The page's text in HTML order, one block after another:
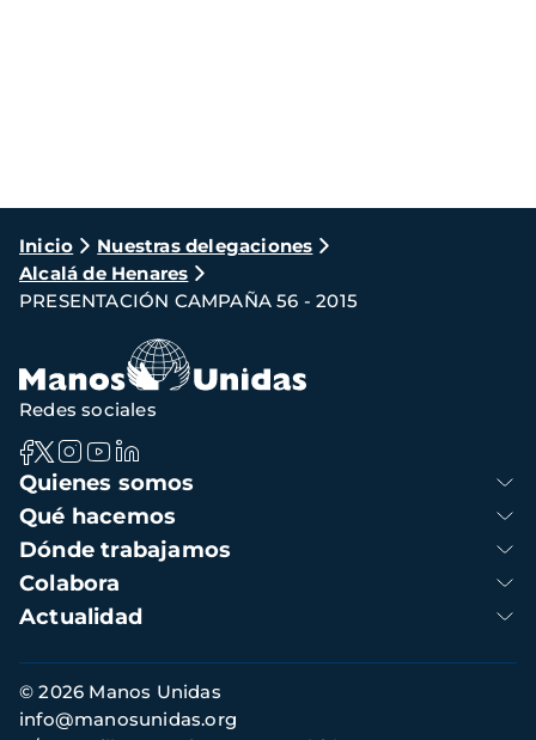
Ruta
de
navegación
Inicio
Nuestras delegaciones
Alcalá de Henares
PRESENTACIÓN CAMPAÑA 56 - 2015
Navegación
principal
Quienes somos
Qué hacemos
Dónde trabajamos
Colabora
Actualidad
Redes sociales
Información
de
contacto
© 2026 Manos Unidas
info@manosunidas.org